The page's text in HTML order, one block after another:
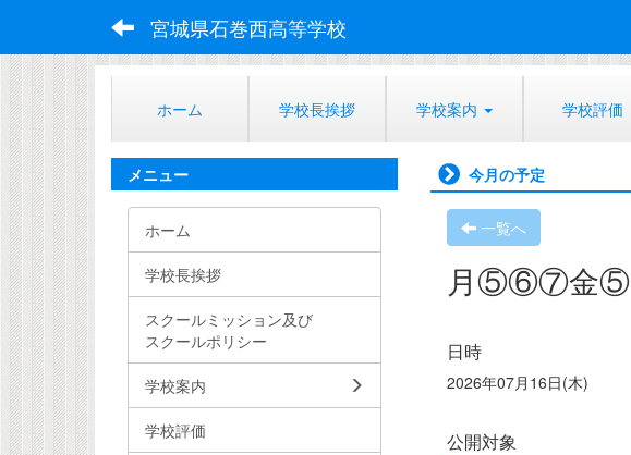
宮城県石巻西高等学校
ホーム 学校長挨拶 学校案内 学校評価
今月の予定
一覧へ
月⑤⑥⑦金⑤
日時
2026年07月16日(木)
公開対象
メニュー
ホーム
学校長挨拶
スクールミッション及び
スクールポリシー
学校案内
学校評価